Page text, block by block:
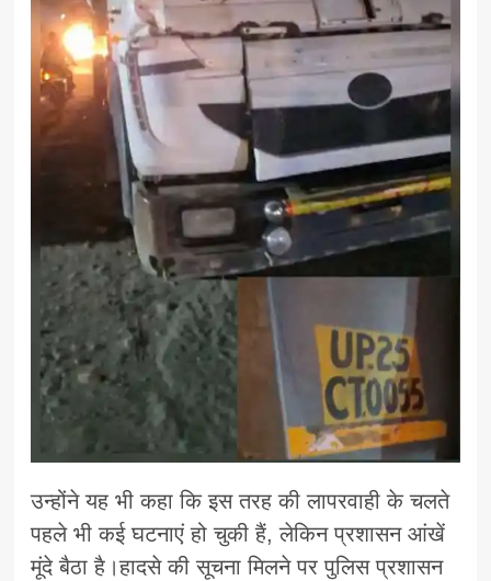
उन्होंने यह भी कहा कि इस तरह की लापरवाही के चलते
पहले भी कई घटनाएं हो चुकी हैं, लेकिन प्रशासन आंखें
मूंदे बैठा है।हादसे की सूचना मिलने पर पुलिस प्रशासन